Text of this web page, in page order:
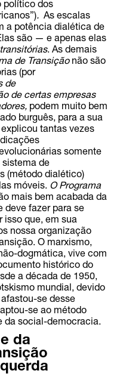
político dos
. As escalas
a potência dialética de
são — e apenas elas
. As demais
de Transiçãonão são
(por
de
de certas empresas
podem muito bem
burguês, para a sua
tantas vezes
somente
sistema de
(método dialético)
móveis. O Programa
mais bem acabada da
deve fazer para se
isso que, em sua
nossa organização
O marxismo,
dogmática, vive com
histórico do
a década de 1950,
mundial, devido
se desse
se ao método
da social-democracia.
da